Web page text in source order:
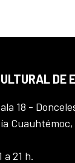
DE
18 -
Cuauhtémoc,
a 21 h.